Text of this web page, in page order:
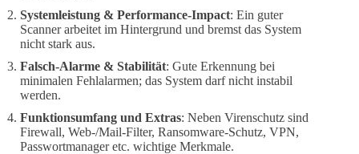
Systemleistung & Performance‑Impact: Ein guter
Scanner arbeitet im Hintergrund und bremst das System
nicht stark aus.
Falsch‑Alarme & Stabilität: Gute Erkennung bei
minimalen Fehlalarmen; das System darf nicht instabil
werden.
Funktionsumfang und Extras: Neben Virenschutz sind
Firewall, Web‑/Mail‑Filter, Ransomware‑Schutz, VPN,
Passwortmanager etc. wichtige Merkmale.